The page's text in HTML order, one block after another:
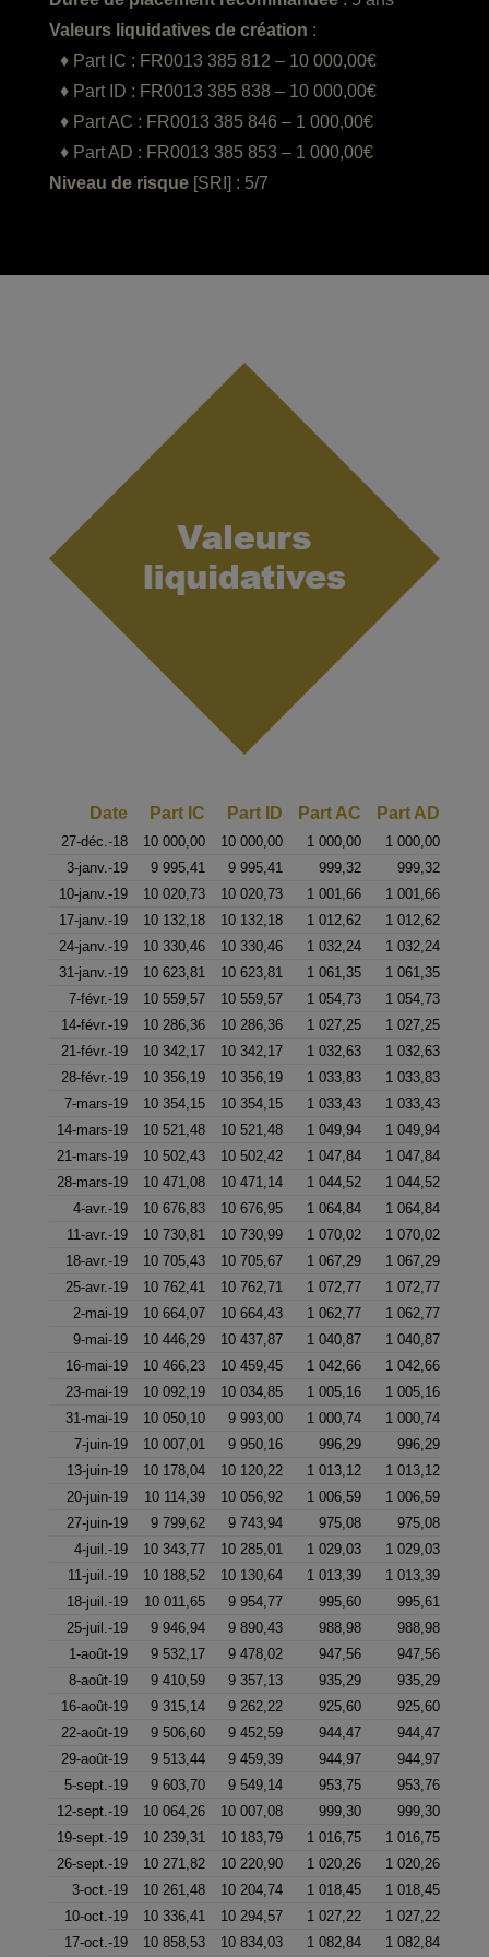
Valeurs liquidatives de création :
♦ Part IC : FR0013 385 812 – 10 000,00€
♦ Part ID : FR0013 385 838 – 10 000,00€
♦ Part AC : FR0013 385 846 – 1 000,00€
♦ Part AD : FR0013 385 853 – 1 000,00€
Niveau de risque [SRI] : 5/7
Date Part IC Part ID Part AC Part AD
27-déc.-18 10 000,00 10 000,00 1 000,00
1 000,00
3-janv.-19
9 995,41 9 995,41 999,32
999,32
10-janv.-19
10 020,73 10 020,73 1 001,66
1 001,66
17-janv.-19
10 132,18 10 132,18 1 012,62
1 012,62
24-janv.-19
10 330,46 10 330,46 1 032,24
1 032,24
31-janv.-19
10 623,81 10 623,81 1 061,35
1 061,35
7-févr.-19
10 559,57 10 559,57 1 054,73
1 054,73
14-févr.-19
10 286,36 10 286,36 1 027,25
1 027,25
21-févr.-19
10 342,17 10 342,17 1 032,63
1 032,63
28-févr.-19
10 356,19 10 356,19 1 033,83
1 033,83
7-mars-19
10 354,15 10 354,15 1 033,43
1 033,43
14-mars-19
10 521,48 10 521,48 1 049,94
1 049,94
21-mars-19
10 502,43 10 502,42 1 047,84
1 047,84
28-mars-19
10 471,08 10 471,14 1 044,52
1 044,52
4-avr.-19
10 676,83 10 676,95 1 064,84
1 064,84
11-avr.-19
10 730,81 10 730,99 1 070,02
1 070,02
18-avr.-19
10 705,43 10 705,67 1 067,29
1 067,29
25-avr.-19
10 762,41 10 762,71 1 072,77
1 072,77
2-mai-19
10 664,07 10 664,43 1 062,77
1 062,77
9-mai-19
10 446,29 10 437,87 1 040,87
1 040,87
16-mai-19
10 466,23 10 459,45 1 042,66
1 042,66
23-mai-19
10 092,19 10 034,85 1 005,16
1 005,16
31-mai-19
10 050,10 9 993,00 1 000,74
1 000,74
7-juin-19
10 007,01 9 950,16 996,29
996,29
13-juin-19
10 178,04 10 120,22 1 013,12
1 013,12
20-juin-19
10 114,39 10 056,92 1 006,59
1 006,59
27-juin-19
9 799,62 9 743,94 975,08
975,08
4-juil.-19
10 343,77 10 285,01 1 029,03
1 029,03
11-juil.-19
10 188,52 10 130,64 1 013,39
1 013,39
18-juil.-19
10 011,65 9 954,77 995,60
995,61
25-juil.-19
9 946,94 9 890,43 988,98
988,98
1-août-19
9 532,17 9 478,02 947,56
947,56
8-août-19
9 410,59 9 357,13 935,29
935,29
16-août-19
9 315,14 9 262,22 925,60
925,60
22-août-19
9 506,60 9 452,59 944,47
944,47
29-août-19
9 513,44 9 459,39 944,97
944,97
5-sept.-19
9 603,70 9 549,14 953,75
953,76
12-sept.-19
10 064,26 10 007,08 999,30
999,30
19-sept.-19
10 239,31 10 183,79 1 016,75
1 016,75
26-sept.-19
10 271,82 10 220,90 1 020,26
1 020,26
3-oct.-19
10 261,48 10 204,74 1 018,45
1 018,45
10-oct.-19
10 336,41 10 294,57 1 027,22
1 027,22
17-oct.-19
10 858,53 10 834,03 1 082,84 1 082,84